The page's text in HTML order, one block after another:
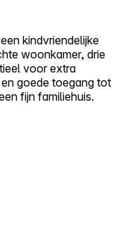
kindvriendelijke
woonkamer, drie
voor extra
goede toegang tot
fijn familiehuis.